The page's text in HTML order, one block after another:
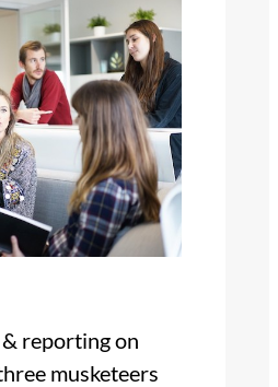
reporting on
musketeers